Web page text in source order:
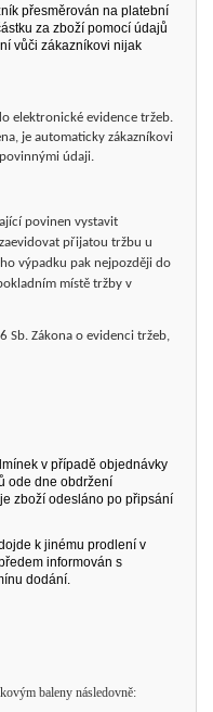
přesměrován na platební
za zboží pomocí údajů
vůči zákazníkovi nijak
elektronické evidence tržeb.
je automaticky zákazníkovi
údaji.
povinen vystavit
přijatou tržbu u
výpadku pak nejpozději do
místě tržby v
Sb. Zákona o evidenci tržeb,
v případě objednávky
ode dne obdržení
zboží odesláno po připsání
k jinému prodlení v
informován s
dodání.
baleny následovně: